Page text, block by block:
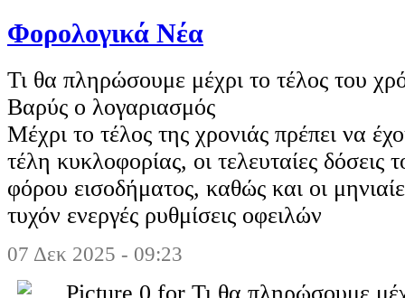
Φορολογικά Νέα
Τι θα πληρώσουμε μέχρι το τέλος του
Βαρύς ο λογαριασμός
Μέχρι το τέλος της χρονιάς πρέπει να
τέλη κυκλοφορίας, οι τελευταίες
φόρου εισοδήματος, καθώς και οι
τυχόν ενεργές ρυθμίσεις οφειλών
07 Δεκ 2025 - 09:23